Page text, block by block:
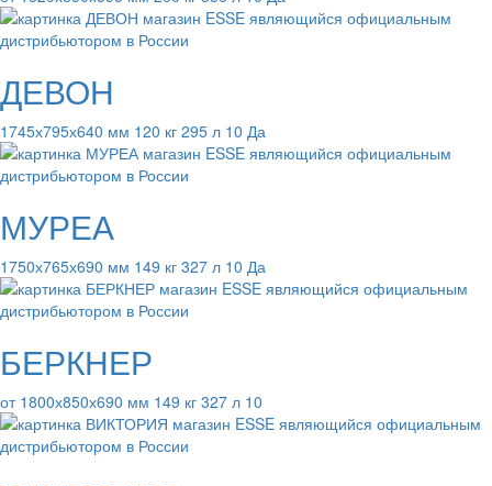
ДЕВОН
1745х795х640 мм 120 кг 295 л 10 Да
МУРЕА
1750х765х690 мм 149 кг 327 л 10 Да
БЕРКНЕР
от 1800х850х690 мм 149 кг 327 л 10